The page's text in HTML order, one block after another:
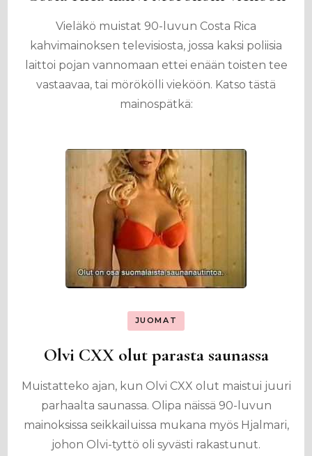
Vieläkö muistat 90-luvun Costa Rica
kahvimainoksen televisiosta, jossa kaksi poliisia
laittoi pojan vannomaan ettei enään toisten tee
vastaavaa, tai mörökölli vieköön. Katso tästä
mainospätkä:
JUOMAT
Olvi CXX olut parasta saunassa
Muistatteko ajan, kun Olvi CXX olut maistui juuri
parhaalta saunassa. Olipa näissä 90-luvun
mainoksissa seikkailuissa mukana myös Hjalmari,
johon Olvi-tyttö oli syvästi rakastunut.